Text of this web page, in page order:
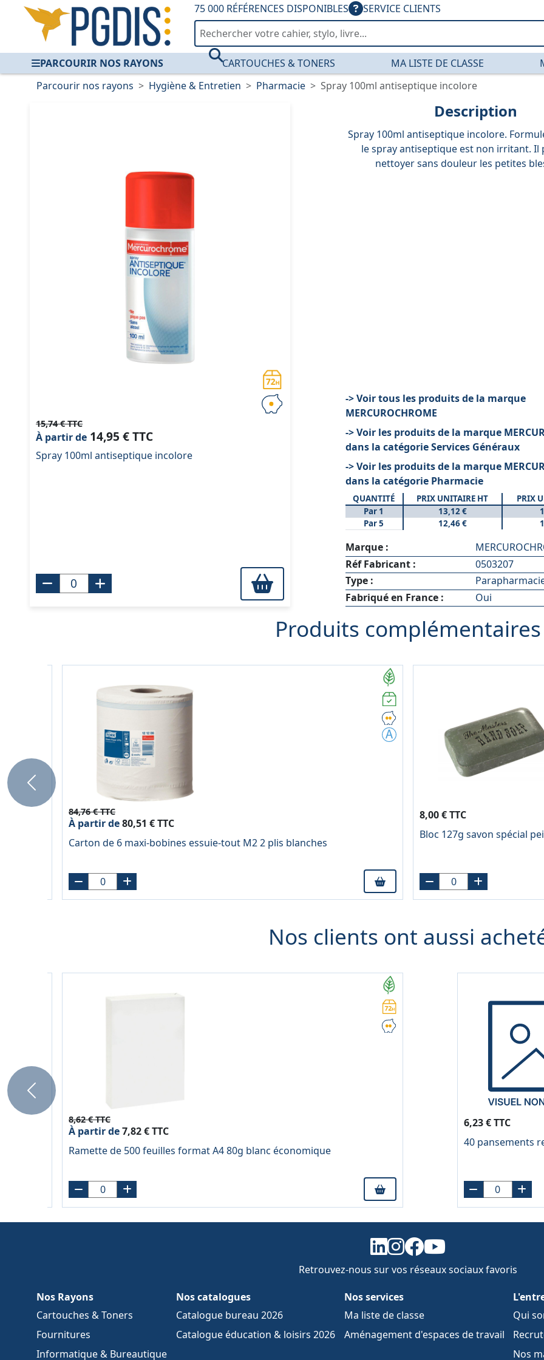
75 000 RÉFÉRENCES DISPONIBLES SERVICE CLIENTS
PARCOURIR NOS RAYONS CARTOUCHES & TONERS MA LISTE DE CLASSE
Parcourir nos rayons Hygiène & Entretien Pharmacie Spray 100ml antiseptique incolore
15,74 € TTC
À partir de 14,95 € TTC
Spray 100ml antiseptique incolore
Description
Spray 100ml antiseptique incolore.
le spray antiseptique est non irritant. Il
nettoyer sans douleur les petites
-> Voir tous les produits de la marque
MERCUROCHROME
-> Voir les produits de la marque
dans la catégorie Services Généraux
-> Voir les produits de la marque
dans la catégorie Pharmacie
QUANTITÉ PRIX UNITAIRE HT
PRIX
Par 1
13,12 €
Par 5
12,46 €
Marque :
Réf Fabricant :
0503207
Type :
Fabriqué en France :
Oui
Produits complémentaires
84,76 € TTC
À partir de80,51 € TTC
Carton de 6 maxi-bobines essuie-tout M2 2 plis blanches
8,00 € TTC
Bloc 127g savon spécial
Previous
Nos clients ont aussi
8,62 € TTC
À partir de7,82 € TTC
Ramette de 500 feuilles format A4 80g blanc économique
6,23 € TTC
40 pansements
Previous
Nos Rayons
Cartouches & Toners
Fournitures
Informatique & Bureautique
Nos catalogues
Catalogue bureau 2026
Catalogue éducation & loisirs 2026
Nos services
Ma liste de classe
Aménagement d'espaces de travail
Qui
Nos
Retrouvez-nous sur vos réseaux sociaux favoris